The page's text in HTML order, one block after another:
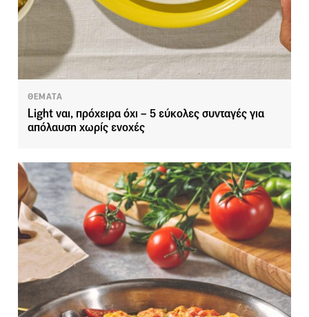
ΘΕΜΑΤΑ
Light ναι, πρόχειρα όχι – 5 εύκολες συνταγές για
απόλαυση χωρίς ενοχές